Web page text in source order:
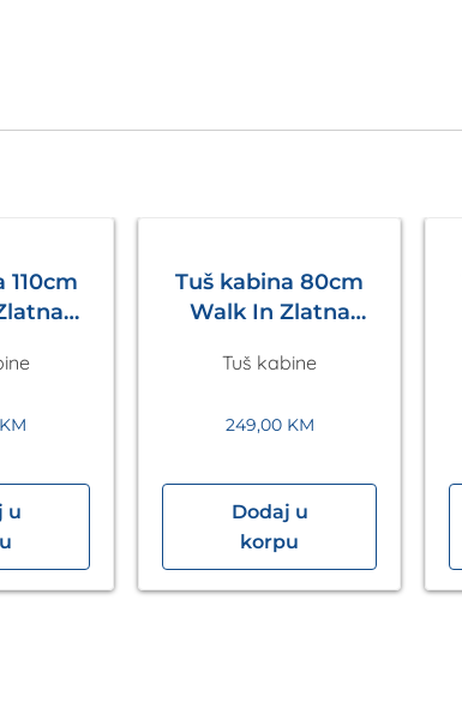
110cm
KM
u
Tuš kabina 80cm
Walk In Zlatna
Tuš kabine
249,00 KM
Dodaj u
korpu